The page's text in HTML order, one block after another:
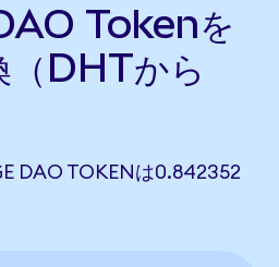
Tokenを
DHTから
DAO TOKENは0.842352